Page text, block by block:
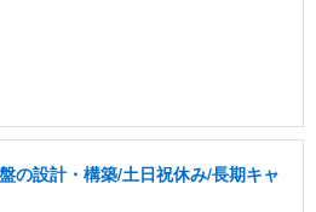
の設計・構築/土日祝休み/長期キャ